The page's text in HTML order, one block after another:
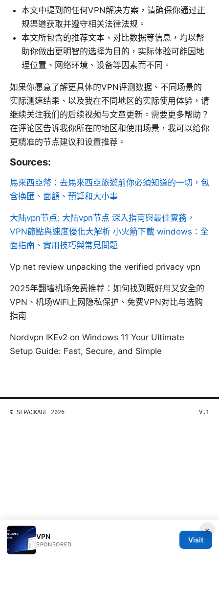
本文中提到的任何VPN解决方案，请确保你通过正
规渠道获取并遵守相关法律法规。
本文所包含的推荐文本、对比数据等信息，均以帮
助你做出更明智的选择为目的，实际体验可能因地
理位置、网络环境、设备等因素而不同。
如果你愿意了解更具体的VPN评测数据、不同场景的
实际测速结果、以及我在不同地区的实际使用体验，请
继续关注我们的后续视频与文章更新。需要更多帮助？
在评论区告诉我你所在的地区和使用场景，我可以给你
更精准的节点建议和设置推荐。
Sources:
馬來西亞幣：去馬來西亞旅遊前你必須知道的一切，包
含換匯、面額、預算和大小事
大陆vpn节点: 大陆vpn节点 深入指南與最佳實務，
VPN節點與速度優化大解析 小火箭下載 windows：全
面指南、實用技巧與常見問題
Vp net review unpacking the verified privacy vpn
2025年翻墙机场免费推荐：如何找到既好用又安全的
VPN、机场WiFi上网隐私保护、免费VPN对比与选购
指南
Nordvpn IKEv2 on Windows 11 Your Ultimate
Setup Guide: Fast, Secure, and Simple
×
VPN
SPONSORED
Visit
© SFPACKAGE 2026 V.1